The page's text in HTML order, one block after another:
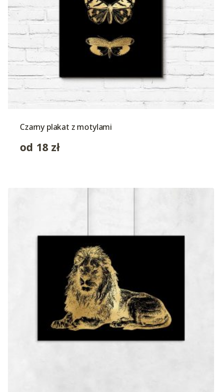
Czarny plakat z motylami
od 18 zł